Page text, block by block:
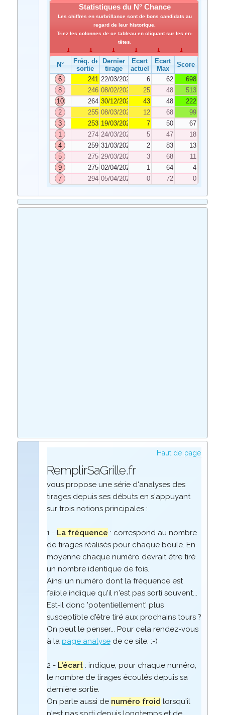
Statistiques du N° Chance
Les chiffres en surbrillance sont de bons candidats au
regard de leur historique.
Triez les colonnes de ce tableau en cliquant sur les en-
têtes.
N°
Fréq. de
sortie
Dernier
tirage
Ecart
actuel
Ecart
Max
Score
6
241 22/03/2025 6 62
698
8
246 08/02/2025 25 48
513
10
264 30/12/2024 43 48
222
2
255 08/03/2025 12 68
99
3
253 19/03/2025 7 50
67
1
274 24/03/2025 5 47
18
4
259 31/03/2025 2 83
13
5
275 29/03/2025 3 68
11
9
275 02/04/2025 1 64
4
7
294 05/04/2025 0 72 0
Haut de page
RemplirSaGrille.fr
vous propose une série d'analyses des
tirages depuis ses débuts en s'appuyant
sur trois notions principales :
1 - La fréquence : correspond au nombre
de tirages réalisés pour chaque boule. En
moyenne chaque numéro devrait être tiré
un nombre identique de fois.
Ainsi un numéro dont la fréquence est
faible indique qu'il n'est pas sorti souvent...
Est-il donc 'potentiellement' plus
susceptible d'être tiré aux prochains tours ?
On peut le penser... Pour cela rendez-vous
à la page analysede ce site. :-)
2 - L'écart: indique, pour chaque numéro,
le nombre de tirages écoulés depuis sa
dernière sortie.
On parle aussi de numéro froid lorsqu'il